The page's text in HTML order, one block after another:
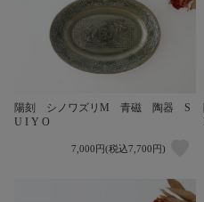
陽刻 シノワズリM 青磁 陶器 S
U I Y O
7,000円(税込7,700円)